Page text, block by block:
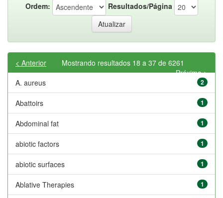
Ordem: Resultados/Página
Mostrando resultados 18 a 37 de 6261
< Anterior
Próximo >
A. aureus
2
Abattoirs 1
Abdominal fat 1
abiotic factors 1
abiotic surfaces 1
Ablative Therapies 1